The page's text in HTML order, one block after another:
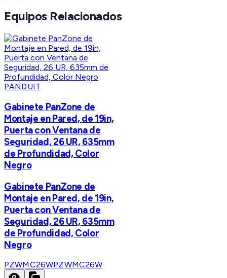
Equipos Relacionados
PANDUIT
Gabinete PanZone de
Montaje en Pared, de 19in,
Puerta con Ventana de
Seguridad, 26 UR, 635mm
de Profundidad, Color
Negro
Gabinete PanZone de
Montaje en Pared, de 19in,
Puerta con Ventana de
Seguridad, 26 UR, 635mm
de Profundidad, Color
Negro
PZWMC26WPZWMC26W